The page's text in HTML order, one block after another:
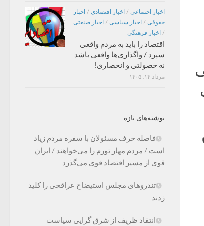
اخبار اجتماعی / اخبار اقتصادی / اخبار
حقوقی / اخبار سیاسی / اخبار صنعتی
/ اخبار فرهنگی
اقتصاد را باید به مردم واقعی
سپرد / واگذاری‌ها واقعی باشد
نه خصولتی و انحصاری!
مرداد ۱۴, ۱۴۰۵
نوشته‌های تازه
فاصله حرف مسئولان با سفره مردم زیاد
است / مردم مهار تورم را می‌خواهند / ایران
قوی از مسیر اقتصاد قوی می‌گذرد
تندروهای مجلس استیضاح عراقچی را کلید
زدند
انتقاد ظریف از شرق گرایی سیاست